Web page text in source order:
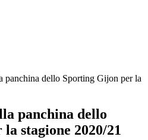
panchina dello Sporting Gijon per la
panchina dello
stagione 2020/21